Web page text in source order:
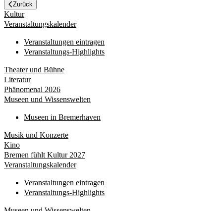
Zurück
Kultur
Veranstaltungskalender
Veranstaltungen eintragen
Veranstaltungs-Highlights
Theater und Bühne
Literatur
Phänomenal 2026
Museen und Wissenswelten
Museen in Bremerhaven
Musik und Konzerte
Kino
Bremen fühlt Kultur 2027
Veranstaltungskalender
Veranstaltungen eintragen
Veranstaltungs-Highlights